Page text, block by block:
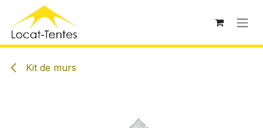
Se rendre au contenu
Kit de murs